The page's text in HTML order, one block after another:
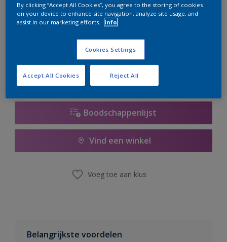
Op dit moment is het niet mogelijk dit product online
te bestellen. Houd de website in de gaten, we werken
er hard aan om de voorraad aan te vullen.
Boodschappenlijst
Vind een winkel
Voeg toe aan klus
Belangrijkste voordelen
By clicking “Accept All Cookies”, you agree to the storing of cookies
on your device to enhance site navigation, analyze site usage, and
assist in our marketing efforts.
Info
Cookies Settings
Reject All
Accept All Cookies